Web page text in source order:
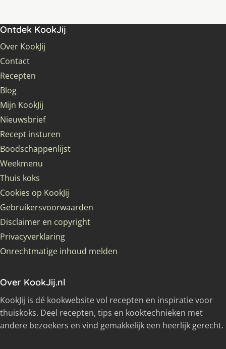
Ontdek KookJij
Over KookJij
Contact
Recepten
Blog
Mijn KookJij
Nieuwsbrief
Recept insturen
Boodschappenlijst
Weekmenu
Thuis koks
Cookies op KookJij
Gebruikersvoorwaarden
Disclaimer en copyright
Privacyverklaring
Onrechtmatige inhoud melden
Over KookJij.nl
KookJij is dé kookwebsite vol recepten en inspiratie voor
thuiskoks. Deel recepten, tips en kooktechnieken met
andere bezoekers en vind gemakkelijk een heerlijk gerecht.